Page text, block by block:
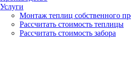
Услуги
Монтаж теплиц собственного
Рассчитать стоимость теплицы
Рассчитать стоимость забора